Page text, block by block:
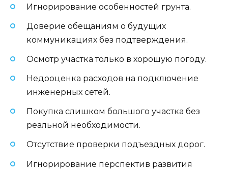
Игнорирование особенностей грунта.
Доверие обещаниям о будущих
коммуникациях без подтверждения.
Осмотр участка только в хорошую погоду.
Недооценка расходов на подключение
инженерных сетей.
Покупка слишком большого участка без
реальной необходимости.
Отсутствие проверки подъездных дорог.
Игнорирование перспектив развития